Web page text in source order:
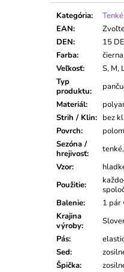
Kategória:
EAN:
DEN:
15
Farba:
Veľkosť:
S, M,
Typ
produktu:
Materiál:
Strih / Klin: bez
Povrch:
Sezóna /
hrejivosť:
Vzor:
Použitie:
Balenie:
1 pár
Krajina
výroby:
Pás:
Sed:
Špička: